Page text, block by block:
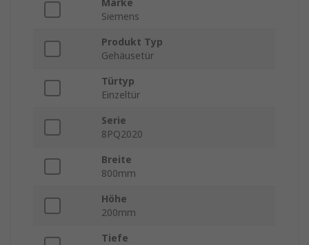
Marke
Siemens
Produkt Typ
Gehäusetür
Türtyp
Einzeltür
Serie
8PQ2020
Breite
800mm
Höhe
200mm
Tiefe